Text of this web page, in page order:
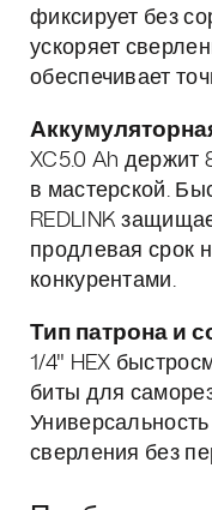
фиксирует без
ускоряет
обеспечивает
XC5.0 Ah держит
в мастерской.
REDLINK
продлевая срок
конкурентами.
Тип патрона и
1/4" HEX
биты для
сверления без